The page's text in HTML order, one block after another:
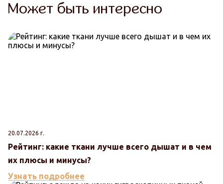
Может быть интересно
20.07.2026 г.
Рейтинг: какие ткани лучше всего дышат и в чем
их плюсы и минусы?
Узнать подробнее